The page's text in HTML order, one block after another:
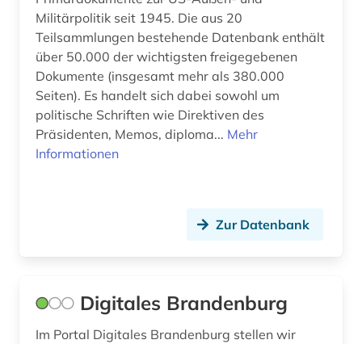
pädagogik (1)
quelle (2)
raubkunst (1)
raumfahrttechnik (1)
restitution (1)
russland (2)
Militärpolitik seit 1945. Die aus 20
Teilsammlungen bestehende Datenbank enthält
über 50.000 der wichtigsten freigegebenen
Dokumente (insgesamt mehr als 380.000
Seiten). Es handelt sich dabei sowohl um
politische Schriften wie Direktiven des
Präsidenten, Memos, diploma... Mehr
Informationen
Zur Datenbank
Digitales Brandenburg
Im Portal Digitales Brandenburg stellen wir